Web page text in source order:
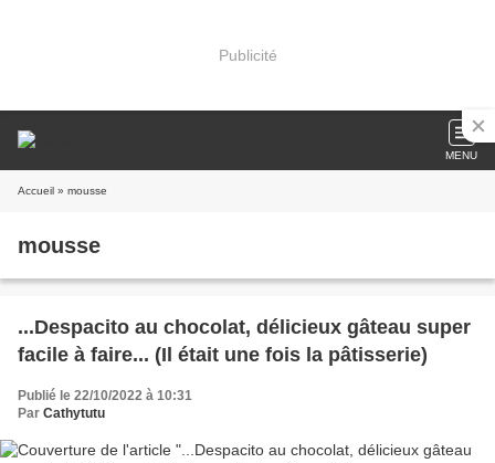
Publicité
MENU
Accueil » mousse
mousse
...Despacito au chocolat, délicieux gâteau super
facile à faire... (Il était une fois la pâtisserie)
Publié le 22/10/2022 à 10:31
Par Cathytutu